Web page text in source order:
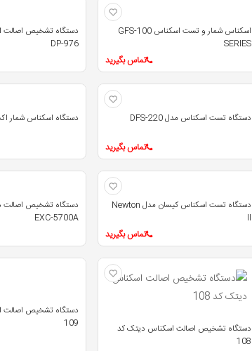
اسکناس شمار و تست اسکناس GFS-100
SERIES
تماس بگیرید
دستگاه تشخیص اصالت
DP-976
دستگاه تست اسکناس مدل DFS-220
تماس بگیرید
دستگاه اسکناس شمار اکس
دستگاه تست اسکناس کیسان مدل Newton
ll
تماس بگیرید
دستگاه تشخیص اصالت
EXC-5700A
دستگاه تشخیص اصالت اسکناس دیتک کد
108
دستگاه تشخیص اصالت
109